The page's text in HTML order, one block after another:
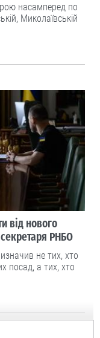
насамперед по
Миколаївській
від нового
секретаря РНБО
не тих, хто
посад, а тих, хто